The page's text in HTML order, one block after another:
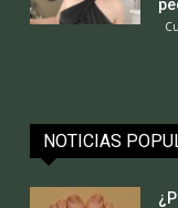
NOTICIAS